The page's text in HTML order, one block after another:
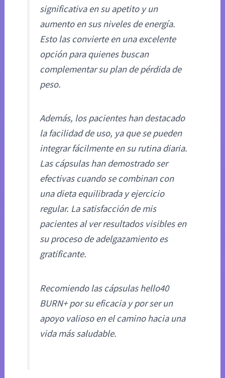
significativa en su apetito y un
aumento en sus niveles de energía.
Esto las convierte en una excelente
opción para quienes buscan
complementar su plan de pérdida de
peso.
Además, los pacientes han destacado
la facilidad de uso, ya que se pueden
integrar fácilmente en su rutina diaria.
Las cápsulas han demostrado ser
efectivas cuando se combinan con
una dieta equilibrada y ejercicio
regular. La satisfacción de mis
pacientes al ver resultados visibles en
su proceso de adelgazamiento es
gratificante.
Recomiendo las cápsulas hello40
BURN+ por su eficacia y por ser un
apoyo valioso en el camino hacia una
vida más saludable.